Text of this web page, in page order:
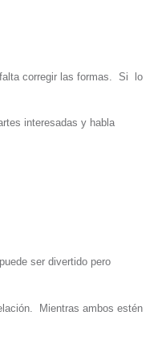
corregir las formas. Si lo
interesadas y habla
ser divertido pero
Mientras ambos estén